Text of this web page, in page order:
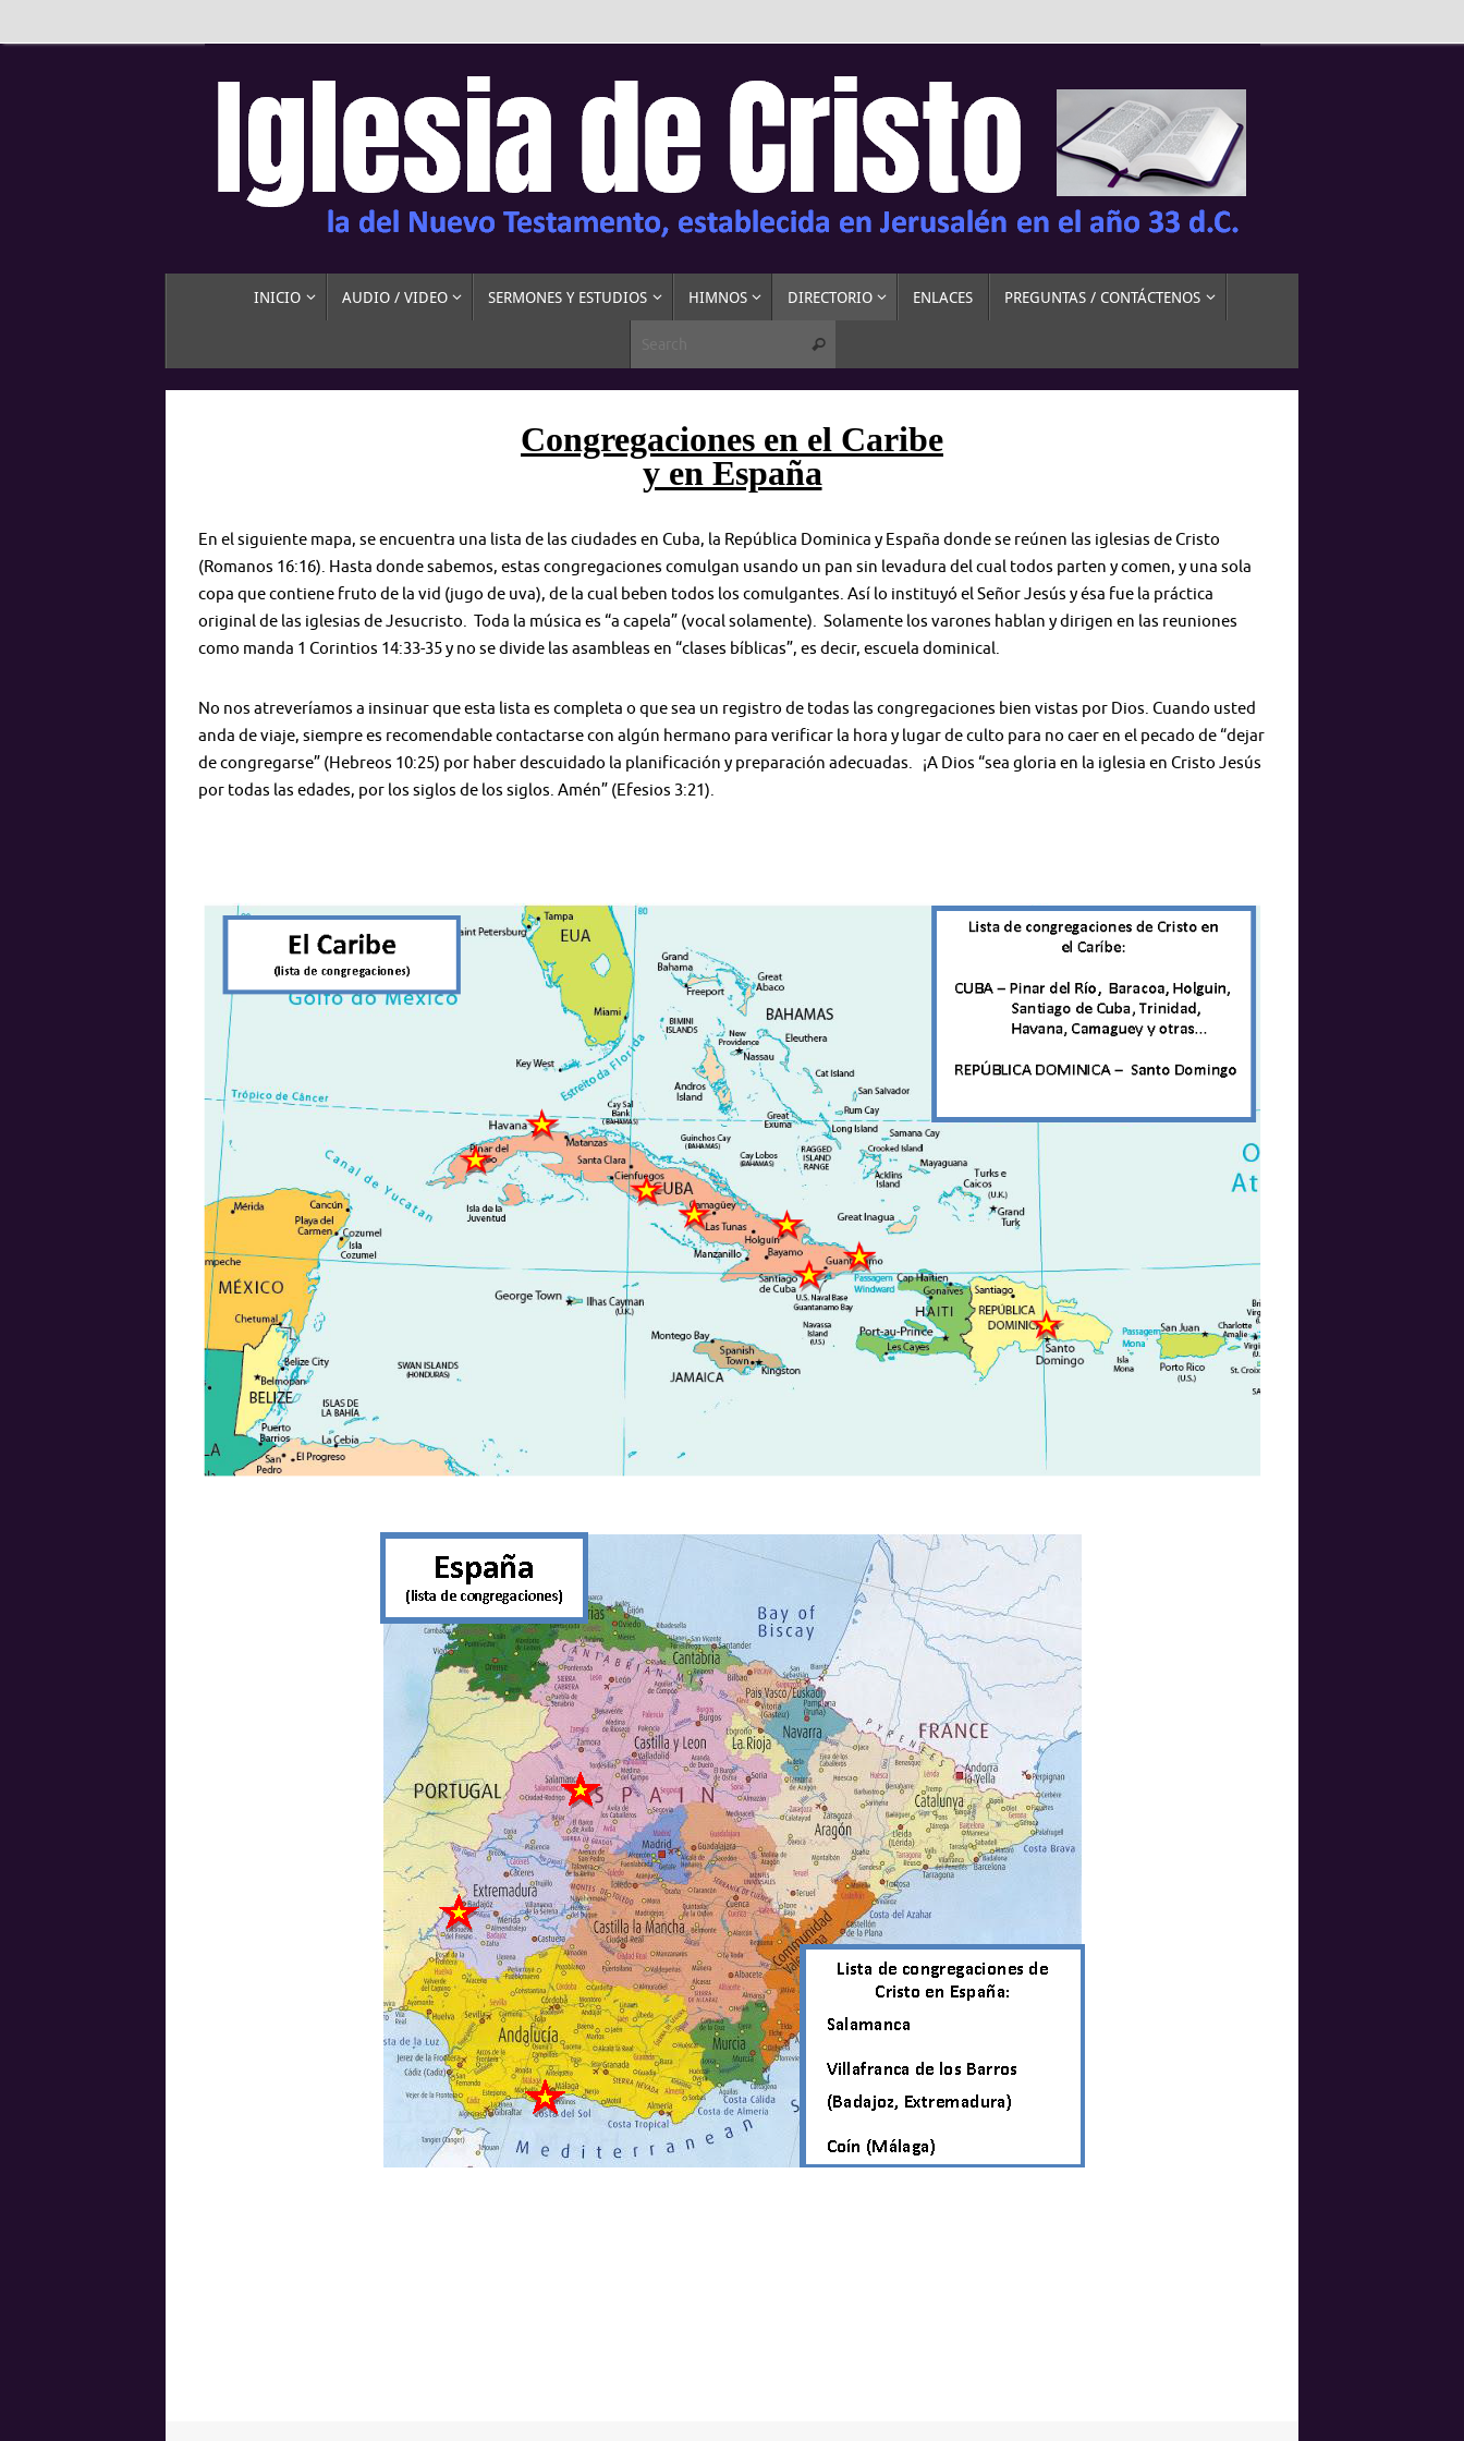
INICIO AUDIO / VIDEO SERMONES Y ESTUDIOS HIMNOS DIRECTORIO ENLACES PREGUNTAS / CONTÁCTENOS
Congregaciones en el Caribe
y en España
En el siguiente mapa, se encuentra una lista de las ciudades en Cuba, la República Dominica y España donde se reúnen las iglesias de Cristo
(Romanos 16:16). Hasta donde sabemos, estas congregaciones comulgan usando un pan sin levadura del cual todos parten y comen, y una sola
copa que contiene fruto de la vid (jugo de uva), de la cual beben todos los comulgantes. Así lo instituyó el Señor Jesús y ésa fue la práctica
original de las iglesias de Jesucristo. Toda la música es “a capela” (vocal solamente). Solamente los varones hablan y dirigen en las reuniones
como manda 1 Corintios 14:33-35 y no se divide las asambleas en “clases bíblicas”, es decir, escuela dominical.
No nos atreveríamos a insinuar que esta lista es completa o que sea un registro de todas las congregaciones bien vistas por Dios. Cuando usted
anda de viaje, siempre es recomendable contactarse con algún hermano para verificar la hora y lugar de culto para no caer en el pecado de “dejar
de congregarse” (Hebreos 10:25) por haber descuidado la planificación y preparación adecuadas. ¡A Dios “sea gloria en la iglesia en Cristo Jesús
por todas las edades, por los siglos de los siglos. Amén” (Efesios 3:21).